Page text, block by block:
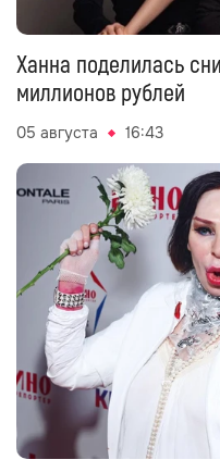
Ханна поделилась
миллионов рублей
05 августа 16:43